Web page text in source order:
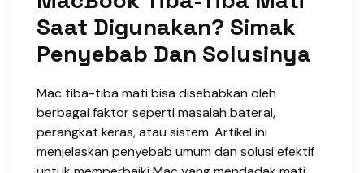
Saat Digunakan? Simak
Penyebab Dan Solusinya
Mac tiba-tiba mati bisa disebabkan oleh
berbagai faktor seperti masalah baterai,
perangkat keras, atau sistem. Artikel ini
menjelaskan penyebab umum dan solusi efektif